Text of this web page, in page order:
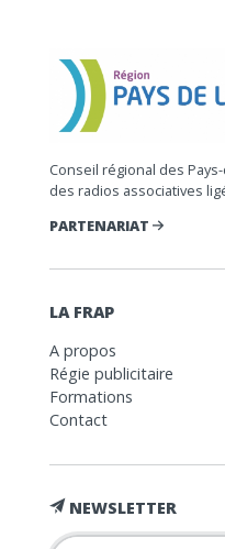
Conseil régional des
des radios associatives
PARTENARIAT
LA FRAP
A propos
Régie publicitaire
Formations
Contact
NEWSLETTER